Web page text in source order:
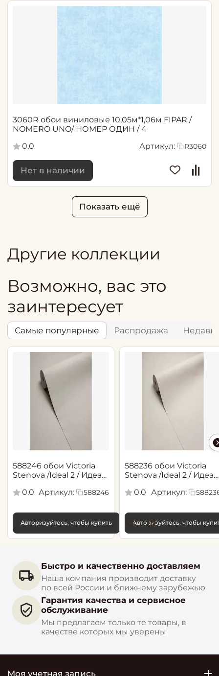
3060R обои виниловые 10,05м*1,06м FIPAR /
NOMERO UNO/ НОМЕР ОДИН / 4
0.0
Артикул: R3060
Нет в наличии
Показать ещё
Другие коллекции
Возможно, вас это
заинтересует
Самые популярные Распродажа
588246 обои Victoria
Stenova /Ideal 2 / Идеал
0.0 Артикул: 588246
Авторизуйтесь, чтобы купить
588236 обои Victoria
Stenova /Ideal 2 / Идеал
0.0
Артикул:
Авторизуйтесь, чтобы
Быстро и качественно доставляем
Наша компания производит доставку
по всей России и ближнему зарубежью
Гарантия качества и сервисное
обслуживание
Мы предлагаем только те товары, в
качестве которых мы уверены
Моя учетная запись